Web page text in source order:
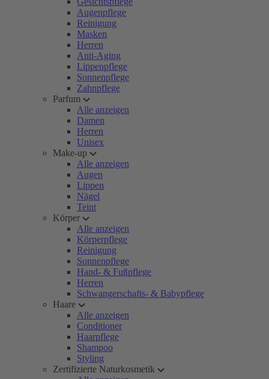
Augenpflege
Reinigung
Masken
Herren
Anti-Aging
Lippenpflege
Sonnenpflege
Zahnpflege
Parfum
Alle anzeigen
Damen
Herren
Unisex
Make-up
Alle anzeigen
Augen
Lippen
Nägel
Teint
Körper
Alle anzeigen
Körperpflege
Reinigung
Sonnenpflege
Hand- & Fußpflege
Herren
Schwangerschafts- & Babypflege
Haare
Alle anzeigen
Conditioner
Haarpflege
Shampoo
Styling
Zertifizierte Naturkosmetik